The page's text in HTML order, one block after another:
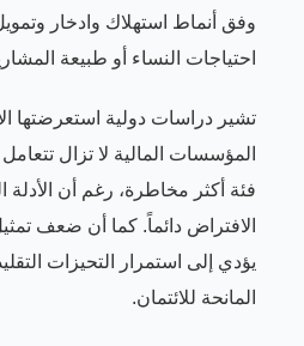
وفق أنماط استهلاك وادخار
احتياجات النساء أو طبيعة
تشير دراسات دولية استعرضتها
المؤسسات المالية لا تزال
فئة أكثر مخاطرة، رغم أن الأدلة
الافتراض دائماً. كما أن ضعف
يؤدي إلى استمرار التحيزات
المانحة للائتمان.